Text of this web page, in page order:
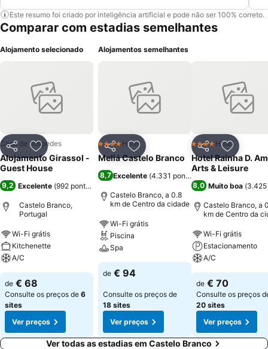
Este resumo foi criado por inteligência artificial e pode não ser 100% correto.
Comparar com estadias semelhantes
Alojamento selecionado
PartilharAdicionar aos favoritos
Casa de hóspedes
Alojamento Girassol -
Guest House
9,2 Excelente (992 pontuações
Castelo Branco,
Portugal
Wi-Fi grátis
Kitchenette
A/C
de € 68
Consulte os preços de 6
sites
Ver preços
Alojamentos semelhantes
PartilharAdicionar aos favoritos
4 EstrelasHotel
Meliá Castelo Branco
8,7 Excelente (4.331 pontuações
Castelo Branco, a 0.8
km de Centro da cidade
Wi-Fi grátis
Piscina
Spa
de € 94
Consulte os preços de
18 sites
Ver preços
Partilhar
4 EstrelasHotel
Hotel Rainha D.
Arts & Leisure
8,0 Muito boa (3.425
Castelo Branco, a
km de Centro da
Wi-Fi grátis
Estacionamento
A/C
de € 70
Consulte os preços
20 sites
Ver preços
Ver todas as estadias em Castelo Branco